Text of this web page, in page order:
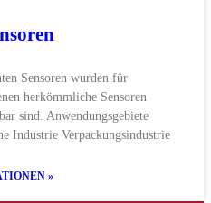
Sensoren wurden für
herkömmliche Sensoren
sind. Anwendungsgebiete
Industrie Verpackungsindustrie
»